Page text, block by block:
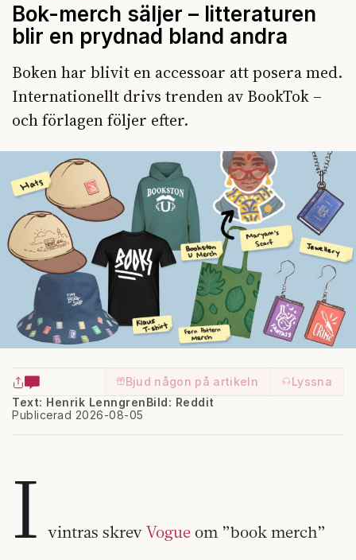
Bok-merch säljer – litteraturen
blir en prydnad bland andra
Boken har blivit en accessoar att posera med.
Internationellt drivs trenden av BookTok –
och förlagen följer efter.
Bjud någon på artikeln
Lyssna
Text: Henrik Lenngren
Publicerad 2026-08-05
Bild: Reddit
I vintras skrevVogue om ”book merch”